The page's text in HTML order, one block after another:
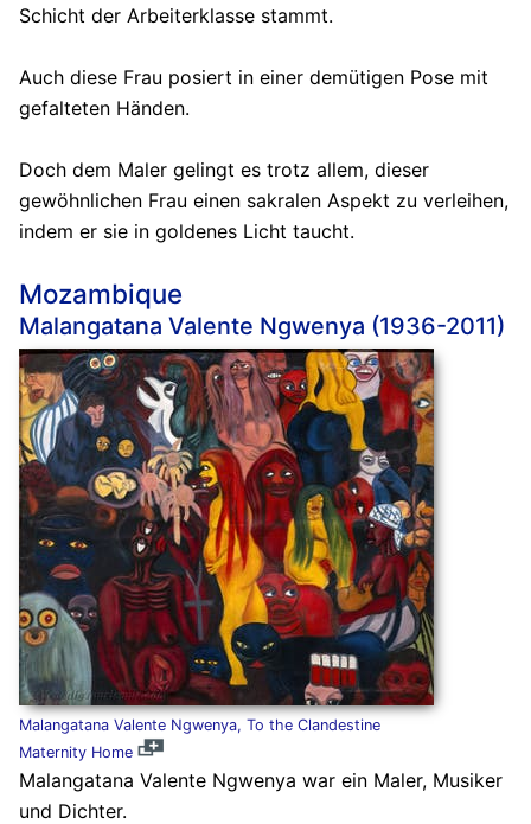
Schicht der Arbeiterklasse stammt.
Auch diese Frau posiert in einer demütigen Pose mit
gefalteten Händen.
Doch dem Maler gelingt es trotz allem, dieser
gewöhnlichen Frau einen sakralen Aspekt zu verleihen,
indem er sie in goldenes Licht taucht.
Mozambique
Malangatana Valente Ngwenya (1936-2011)
Malangatana Valente Ngwenya, To the Clandestine
Maternity Home
Malangatana Valente Ngwenya war ein Maler, Musiker
und Dichter.